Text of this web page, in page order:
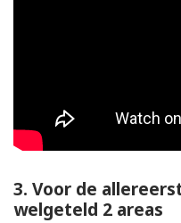
3. Voor de
welgeteld 2 areas